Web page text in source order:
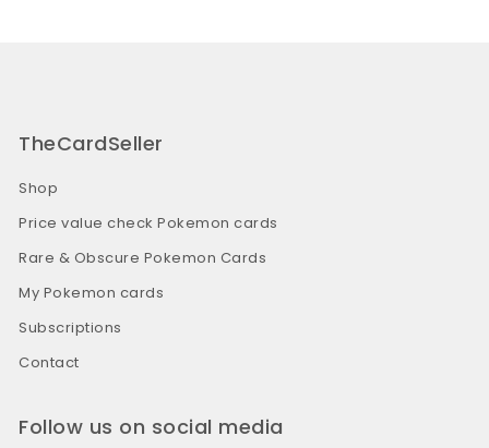
TheCardSeller
Shop
Price value check Pokemon cards
Rare & Obscure Pokemon Cards
My Pokemon cards
Subscriptions
Contact
Follow us on social media